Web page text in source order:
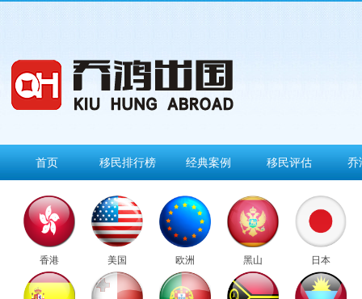
首页 移民排行榜 经典案例 移民评估 乔
香港 美国 欧洲 黑山 日本